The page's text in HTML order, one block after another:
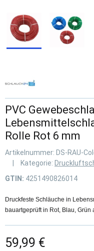
PVC
Rolle Rot 6 mm
Artikelnummer: DS-RAU-
Kategorie:
GTIN: 4251490826014
Druckfeste Schläuche in
bauartgeprüft in Rot, Blau, Grün
59,99 €